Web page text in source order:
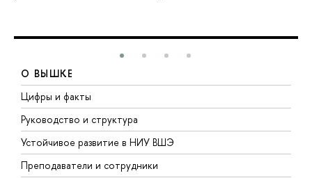
О ВЫШКЕ
Цифры и факты
Руководство и структура
Устойчивое развитие в НИУ ВШЭ
Преподаватели и сотрудники